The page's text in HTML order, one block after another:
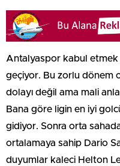
Antalyaspor kabul
geçiyor. Bu zorlu dönem
dolayı değil ama mali
Bana göre ligin en iyi
gidiyor. Sonra orta
ortalamaya sahip Dario
duyumlar kaleci Helton